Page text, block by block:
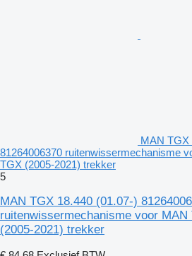
MAN TGX
81264006370 ruitenwissermechanisme
TGX (2005-2021) trekker
5
MAN TGX 18.440 (01.07-)
ruitenwissermechanisme voor
(2005-2021) trekker